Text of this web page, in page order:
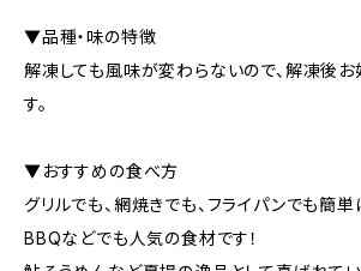
▼品種・味の特徴
解凍しても風味が変わらないので、解凍後
す。
▼おすすめの食べ方
グリルでも、網焼きでも、フライパンでも簡単
BBQなどでも人気の食材です！